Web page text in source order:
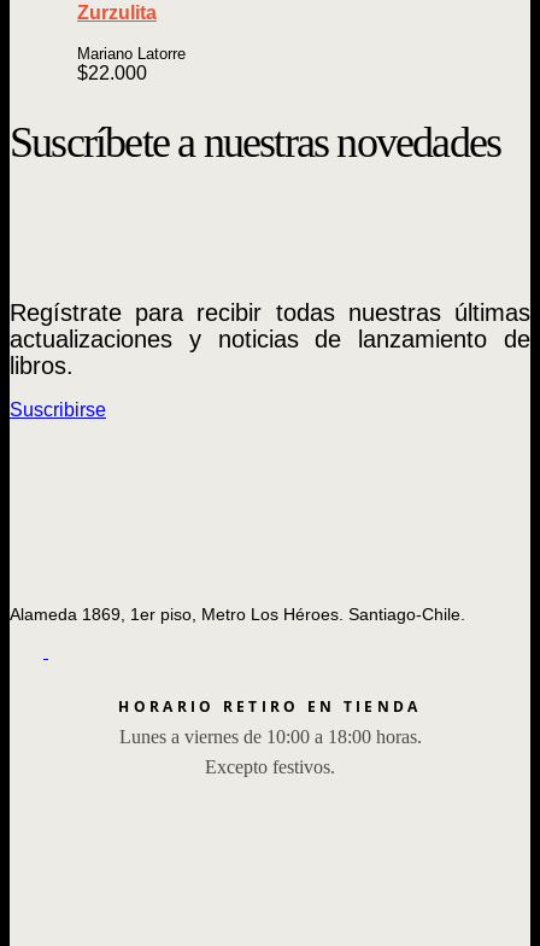
Zurzulita
Mariano Latorre
$22.000
Suscríbete a nuestras novedades
Regístrate para recibir todas nuestras últimas
actualizaciones y noticias de lanzamiento de
libros.
Suscribirse
Alameda 1869, 1er piso, Metro Los Héroes. Santiago-Chile.
HORARIO RETIRO EN TIENDA
Lunes a viernes de 10:00 a 18:00 horas.
Excepto festivos.